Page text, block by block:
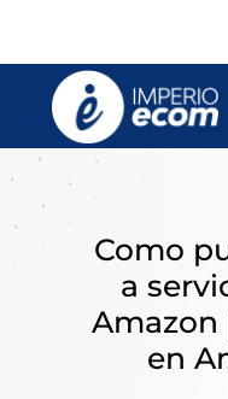
content
Como
a
Amazon
en